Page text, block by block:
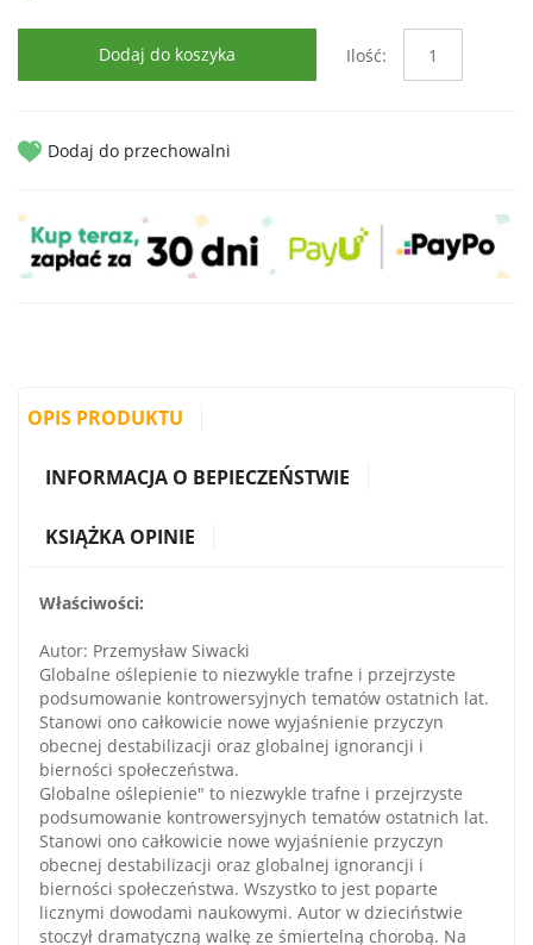
Dodaj do koszyka Ilość:
Dodaj do przechowalni
OPIS PRODUKTU
INFORMACJA O BEPIECZEŃSTWIE
KSIĄŻKA OPINIE
Właściwości:
Autor: Przemysław Siwacki
Globalne oślepienie to niezwykle trafne i przejrzyste
podsumowanie kontrowersyjnych tematów ostatnich lat.
Stanowi ono całkowicie nowe wyjaśnienie przyczyn
obecnej destabilizacji oraz globalnej ignorancji i
bierności społeczeństwa.
Globalne oślepienie" to niezwykle trafne i przejrzyste
podsumowanie kontrowersyjnych tematów ostatnich lat.
Stanowi ono całkowicie nowe wyjaśnienie przyczyn
obecnej destabilizacji oraz globalnej ignorancji i
bierności społeczeństwa. Wszystko to jest poparte
licznymi dowodami naukowymi. Autor w dzieciństwie
stoczył dramatyczną walkę ze śmiertelną chorobą. Na